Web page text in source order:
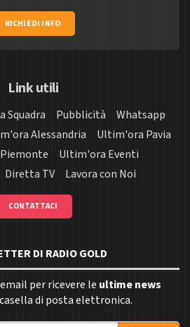
RICHIEDI INFO
Link utili
Squadra Pubblicità
Whatsapp
Alessandria
Ultim'ora Pavia
Ultim'ora Eventi
Diretta TV Lavora con Noi
CONTATTACI
DI RADIO GOLD
per ricevere le ultime news
di posta elettronica.